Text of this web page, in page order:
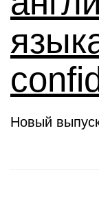
Новый